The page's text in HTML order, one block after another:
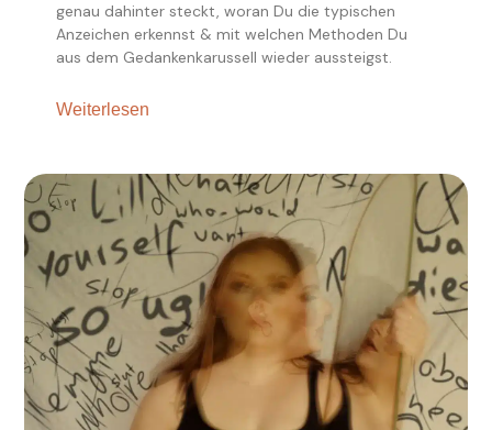
genau dahinter steckt, woran Du die typischen
Anzeichen erkennst & mit welchen Methoden Du
aus dem Gedankenkarussell wieder aussteigst.
Weiterlesen